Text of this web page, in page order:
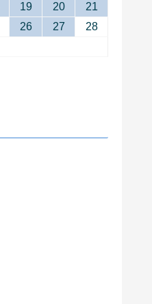
19 20
21
26 27
28